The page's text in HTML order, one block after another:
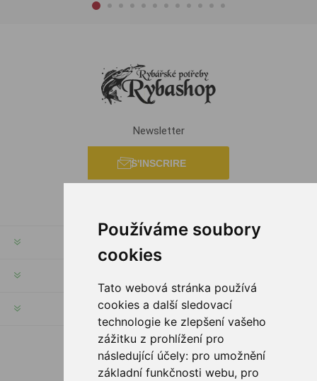
Používáme soubory
cookies
Tato webová stránka používá
cookies a další sledovací
technologie ke zlepšení vašeho
zážitku z prohlížení pro
následující účely: pro umožnění
základní funkčnosti webu, pro
Newsletter
S'INSCRIRE
SERVICES
SUIVEZ NOUS